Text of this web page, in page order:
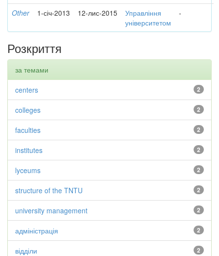
Other 1-січ-2013 12-лис-2015
Управління
університетом
-
Розкриття
за темами
2
centers
2
colleges
2
faculties
2
institutes
2
lyceums
2
structure of the TNTU
2
university management
2
адміністрація
2
відділи